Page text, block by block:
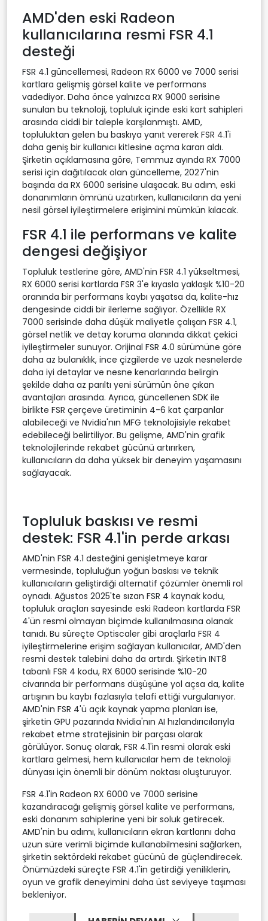
AMD'den eski Radeon
kullanıcılarına resmi FSR 4.1
desteği
FSR 4.1 güncellemesi, Radeon RX 6000 ve 7000 serisi
kartlara gelişmiş görsel kalite ve performans
vadediyor. Daha önce yalnızca RX 9000 serisine
sunulan bu teknoloji, topluluk içinde eski kart sahipleri
arasında ciddi bir taleple karşılanmıştı. AMD,
topluluktan gelen bu baskıya yanıt vererek FSR 4.1'i
daha geniş bir kullanıcı kitlesine açma kararı aldı.
Şirketin açıklamasına göre, Temmuz ayında RX 7000
serisi için dağıtılacak olan güncelleme, 2027'nin
başında da RX 6000 serisine ulaşacak. Bu adım, eski
donanımların ömrünü uzatırken, kullanıcıların da yeni
nesil görsel iyileştirmelere erişimini mümkün kılacak.
FSR 4.1 ile performans ve kalite
dengesi değişiyor
Topluluk testlerine göre, AMD'nin FSR 4.1 yükseltmesi,
RX 6000 serisi kartlarda FSR 3'e kıyasla yaklaşık %10-20
oranında bir performans kaybı yaşatsa da, kalite-hız
dengesinde ciddi bir ilerleme sağlıyor. Özellikle RX
7000 serisinde daha düşük maliyetle çalışan FSR 4.1,
görsel netlik ve detay koruma alanında dikkat çekici
iyileştirmeler sunuyor. Orijinal FSR 4.0 sürümüne göre
daha az bulanıklık, ince çizgilerde ve uzak nesnelerde
daha iyi detaylar ve nesne kenarlarında belirgin
şekilde daha az parıltı yeni sürümün öne çıkan
avantajları arasında. Ayrıca, güncellenen SDK ile
birlikte FSR çerçeve üretiminin 4-6 kat çarpanlar
alabileceği ve Nvidia'nın MFG teknolojisiyle rekabet
edebileceği belirtiliyor. Bu gelişme, AMD'nin grafik
teknolojilerinde rekabet gücünü artırırken,
kullanıcıların da daha yüksek bir deneyim yaşamasını
sağlayacak.
Topluluk baskısı ve resmi
destek: FSR 4.1'in perde arkası
AMD'nin FSR 4.1 desteğini genişletmeye karar
vermesinde, topluluğun yoğun baskısı ve teknik
kullanıcıların geliştirdiği alternatif çözümler önemli rol
oynadı. Ağustos 2025'te sızan FSR 4 kaynak kodu,
topluluk araçları sayesinde eski Radeon kartlarda FSR
4'ün resmi olmayan biçimde kullanılmasına olanak
tanıdı. Bu süreçte Optiscaler gibi araçlarla FSR 4
iyileştirmelerine erişim sağlayan kullanıcılar, AMD'den
resmi destek talebini daha da artırdı. Şirketin INT8
tabanlı FSR 4 kodu, RX 6000 serisinde %10-20
civarında bir performans düşüşüne yol açsa da, kalite
artışının bu kaybı fazlasıyla telafi ettiği vurgulanıyor.
AMD'nin FSR 4'ü açık kaynak yapma planları ise,
şirketin GPU pazarında Nvidia'nın AI hızlandırıcılarıyla
rekabet etme stratejisinin bir parçası olarak
görülüyor. Sonuç olarak, FSR 4.1'in resmi olarak eski
kartlara gelmesi, hem kullanıcılar hem de teknoloji
dünyası için önemli bir dönüm noktası oluşturuyor.
FSR 4.1'in Radeon RX 6000 ve 7000 serisine
kazandıracağı gelişmiş görsel kalite ve performans,
eski donanım sahiplerine yeni bir soluk getirecek.
AMD'nin bu adımı, kullanıcıların ekran kartlarını daha
uzun süre verimli biçimde kullanabilmesini sağlarken,
şirketin sektördeki rekabet gücünü de güçlendirecek.
Önümüzdeki süreçte FSR 4.1'in getirdiği yeniliklerin,
oyun ve grafik deneyimini daha üst seviyeye taşıması
bekleniyor.